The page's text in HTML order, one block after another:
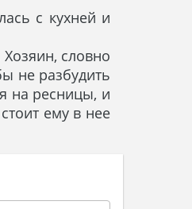
с кухней и
словно
не разбудить
на ресницы, и
ему в нее